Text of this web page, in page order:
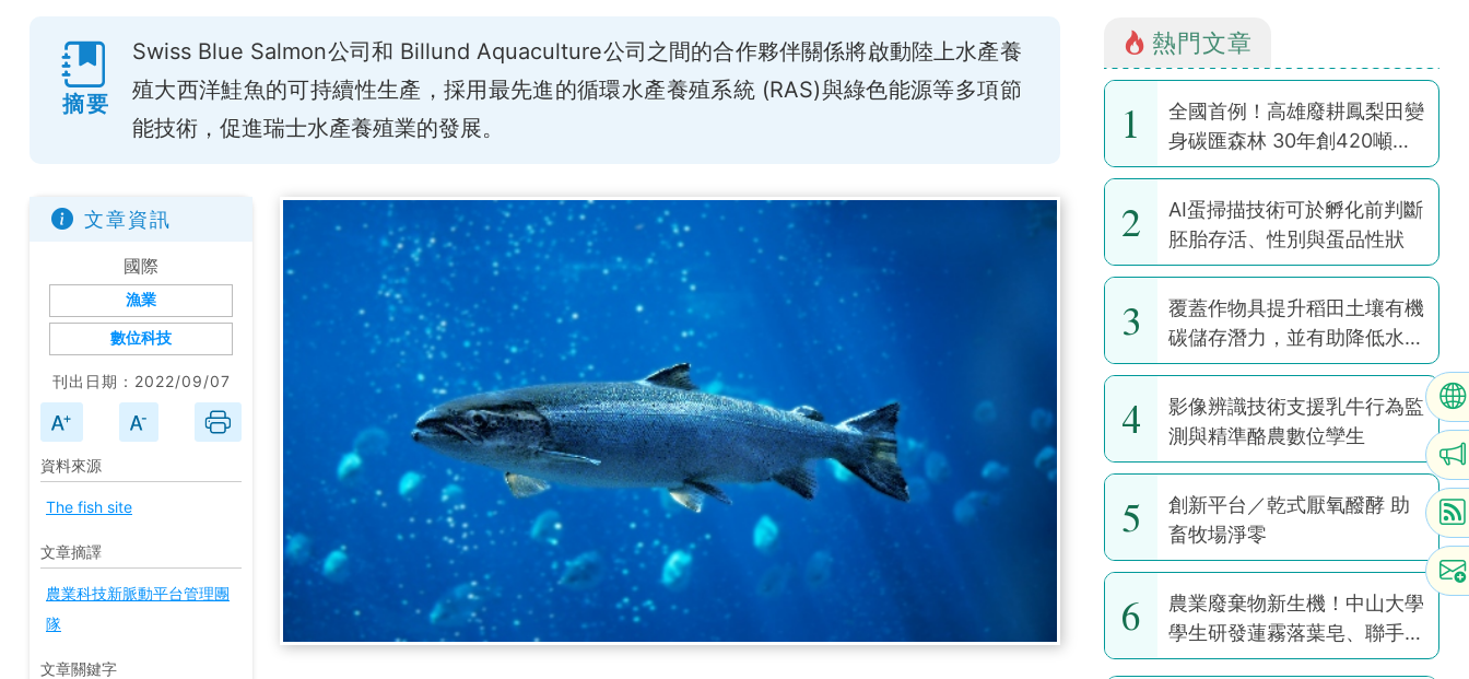
摘要
Swiss Blue Salmon公司和 Billund Aquaculture公司之間的合作夥伴關係將啟動陸上水產養
殖大西洋鮭魚的可持續性生產，採用最先進的循環水產養殖系統 (RAS)與綠色能源等多項節
能技術，促進瑞士水產養殖業的發展。
文章資訊
國際
漁業
數位科技
刊出日期：2022/09/07
資料來源
The fish site
文章摘譯
農業科技新脈動平台管理團
隊
文章關鍵字
熱門文章
1
全國首例！高雄廢耕鳳梨田變
身碳匯森林 30年創420噸碳
權
2
AI蛋掃描技術可於孵化前判斷
胚胎存活、性別與蛋品性狀
3
覆蓋作物具提升稻田土壤有機
碳儲存潛力，並有助降低水稻
耕作全球暖化潛勢
4
影像辨識技術支援乳牛行為監
測與精準酪農數位孿生
5
創新平台／乾式厭氧醱酵 助
畜牧場淨零
6
農業廢棄物新生機！中山大學
學生研發蓮霧落葉皂、聯手果
園推醜芭樂茶包